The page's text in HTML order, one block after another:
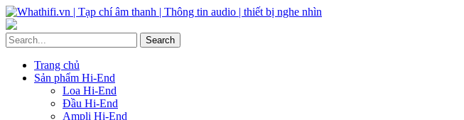
Trang chủ
Sản phẩm Hi-End
Loa Hi-End
Đầu Hi-End
Ampli Hi-End